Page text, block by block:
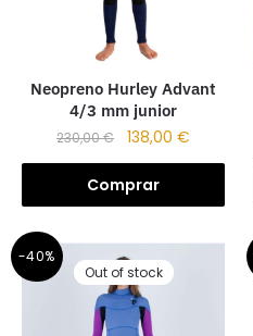
Neopreno Hurley Advant
4/3 mm junior
230,00€ 138,00€
Comprar
-40%
Out of stock